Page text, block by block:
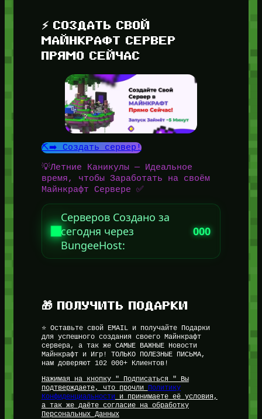
⚡ СОЗДАТЬ СВОЙ
МАЙНКРАФТ СЕРВЕР
ПРЯМО СЕЙЧАС
⛏️➡️ Создать сервер!
💡Летние Каникулы — Идеальное
время, чтобы Заработать на своём
Майнкрафт Сервере ✅
Серверов Создано за
сегодня через
BungeeHost:
000
🎁 ПОЛУЧИТЬ ПОДАРКИ
⭐ Оставьте свой EMAIL и получайте Подарки
для успешного создания своего Майнкрафт
сервера, а так же САМЫЕ ВАЖНЫЕ Новости
Майнкрафт и Игр! ТОЛЬКО ПОЛЕЗНЫЕ ПИСЬМА,
нам доверяют 102 000+ Клиентов!
Нажимая на кнопку " Подписаться " Вы
подтверждаете, что прочли
Политику
Конфиденциальностии принимаете её условия,
а так же даёте согласие на обработку
Персональных Данных